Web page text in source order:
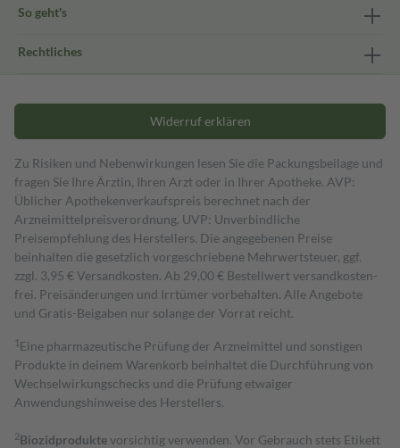
So geht's
Rechtliches
Widerruf erklären
Zu Risiken und Nebenwirkungen lesen Sie die Packungsbeilage und
fragen Sie Ihre Ärztin, Ihren Arzt oder in Ihrer Apotheke. AVP:
Üblicher Apothekenverkaufspreis berechnet nach der
Arzneimittelpreisverordnung. UVP: Unverbindliche
Preisempfehlung des Herstellers. Die angegebenen Preise
beinhalten die gesetzlich vorgeschriebene Mehrwertsteuer, ggf.
zzgl. 3,95 € Versandkosten. Ab 29,00 € Bestell­wert versand­kosten­
frei. Preisänderungen und Irrtümer vorbehalten. Alle Angebote
und Gratis-Beigaben nur solange der Vorrat reicht.
1 Eine pharmazeutische Prüfung der Arzneimittel und sonstigen
Produkte in deinem Warenkorb beinhaltet die Durchführung von
Wechselwirkungschecks und die Prüfung etwaiger
Anwendungshinweise des Herstellers.
2Biozidproduktevorsichtig verwenden. Vor Gebrauch stets Etikett